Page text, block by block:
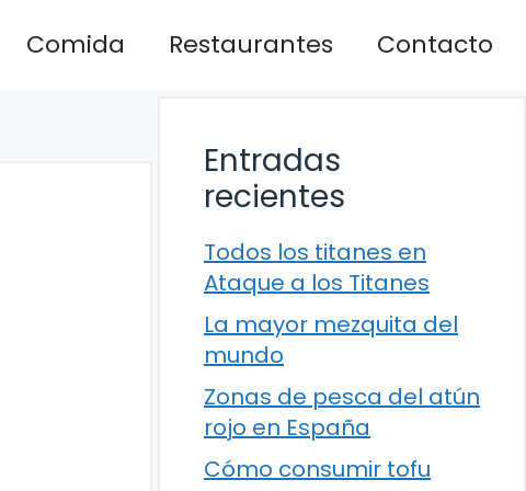
Comida Restaurantes Contacto
Entradas
recientes
Todos los titanes en
Ataque a los Titanes
La mayor mezquita del
mundo
Zonas de pesca del atún
rojo en España
Cómo consumir tofu